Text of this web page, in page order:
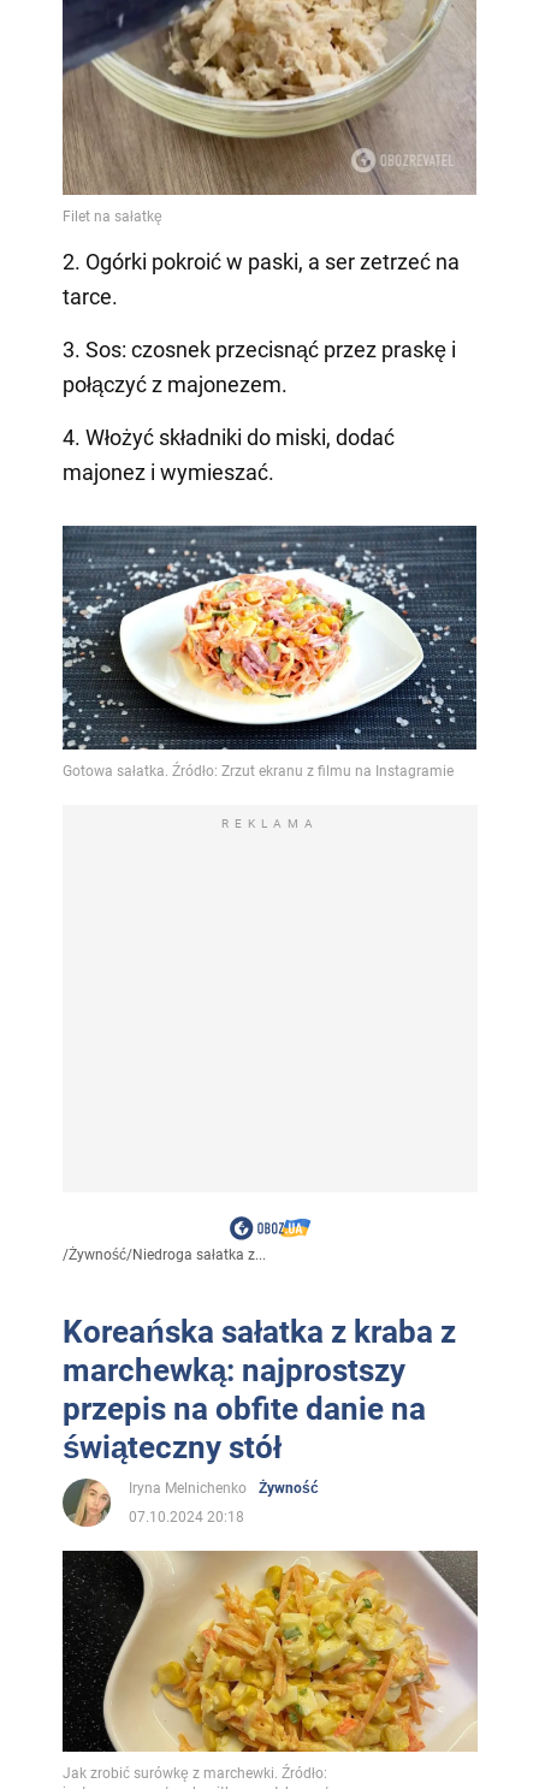
2. Ogórki pokroić w paski, a ser zetrzeć na
tarce.
3. Sos: czosnek przecisnąć przez praskę i
połączyć z majonezem.
4. Włożyć składniki do miski, dodać
majonez i wymieszać.
REKLAMA
/Żywność/Niedroga sałatka z...
Koreańska sałatka z kraba z
marchewką: najprostszy
przepis na obfite danie na
świąteczny stół
Iryna Melnichenko
Żywność
07.10.2024 20:18
Jak zrobić surówkę z marchewki. Źródło: